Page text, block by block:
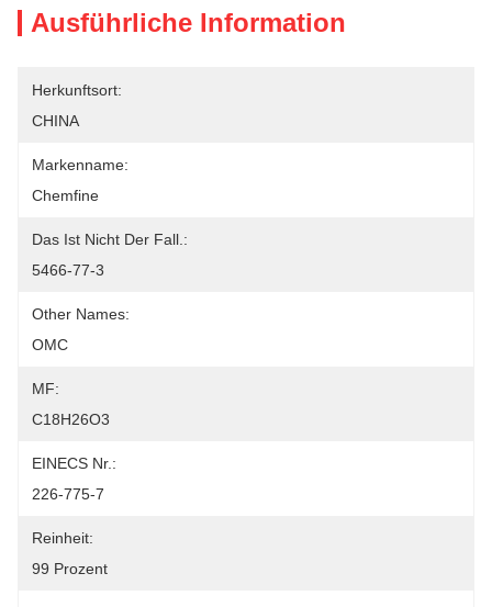
Ausführliche Information
Herkunftsort:
CHINA
Markenname:
Chemfine
Das Ist Nicht Der Fall.:
5466-77-3
Other Names:
OMC
MF:
C18H26O3
EINECS Nr.:
226-775-7
Reinheit:
99 Prozent